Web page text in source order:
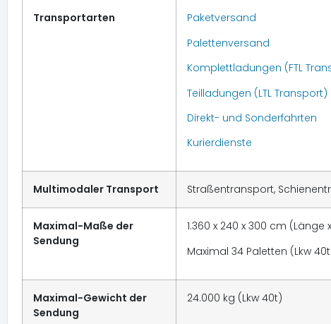
Transportarten
Paketversand
Palettenversand
Komplettladungen (FTL
Teilladungen (LTL Transport)
Direkt- und Sonderfahrten
Kurierdienste
Multimodaler Transport Straßentransport,
Maximal-Maße der
Sendung
1.360 x 240 x 300 cm (Länge
Maximal 34 Paletten (Lkw
Maximal-Gewicht der
Sendung
24.000 kg (Lkw 40t)